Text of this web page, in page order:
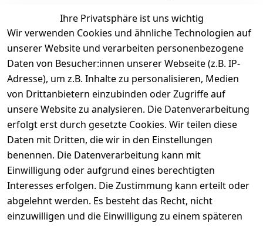
Ihre Privatsphäre ist uns wichtig
Wir verwenden Cookies und ähnliche Technologien auf
unserer Website und verarbeiten personenbezogene
Daten von Besucher:innen unserer Webseite (z.B. IP-
Adresse), um z.B. Inhalte zu personalisieren, Medien
von Drittanbietern einzubinden oder Zugriffe auf
unsere Website zu analysieren. Die Datenverarbeitung
erfolgt erst durch gesetzte Cookies. Wir teilen diese
Daten mit Dritten, die wir in den Einstellungen
benennen. Die Datenverarbeitung kann mit
Einwilligung oder aufgrund eines berechtigten
Interesses erfolgen. Die Zustimmung kann erteilt oder
abgelehnt werden. Es besteht das Recht, nicht
einzuwilligen und die Einwilligung zu einem späteren
Rechtliches
AGB
Impressum
Datenschutze
Barrierefreihe
itserklärung
Widerrufsbele
hrung
Kontakt
Prilux Print
Solutions
Wilhem-
Leuschner-Str.
19
D-63322
Rödermark
Tel.: 06074
Support
Hersteller
Fehlermeldun
Druckqualität
Wartungskit
Roller-
Diagramm
Ersatzteile
Zahlung
und
Versand